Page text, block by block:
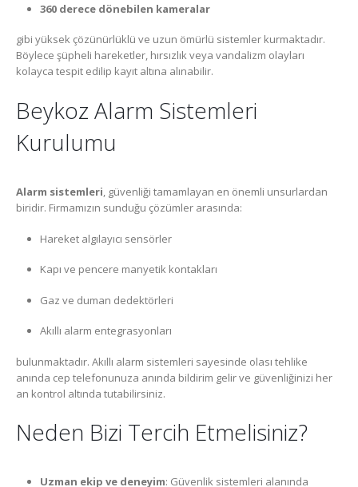
360 derece dönebilen kameralar
gibi yüksek çözünürlüklü ve uzun ömürlü sistemler kurmaktadır.
Böylece şüpheli hareketler, hırsızlık veya vandalizm olayları
kolayca tespit edilip kayıt altına alınabilir.
Beykoz Alarm Sistemleri
Kurulumu
Alarm sistemleri, güvenliği tamamlayan en önemli unsurlardan
biridir. Firmamızın sunduğu çözümler arasında:
Hareket algılayıcı sensörler
Kapı ve pencere manyetik kontakları
Gaz ve duman dedektörleri
Akıllı alarm entegrasyonları
bulunmaktadır. Akıllı alarm sistemleri sayesinde olası tehlike
anında cep telefonunuza anında bildirim gelir ve güvenliğinizi her
an kontrol altında tutabilirsiniz.
Neden Bizi Tercih Etmelisiniz?
Uzman ekip ve deneyim: Güvenlik sistemleri alanında